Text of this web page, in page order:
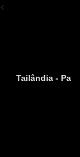
<
Tailândia - Pa